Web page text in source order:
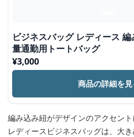
ビジネスバッグ レディース
量通勤用トートバッグ
¥3,000
商品の詳細を見
編み込み紐がデザインのアクセン
レディースビジネスバッグは、大